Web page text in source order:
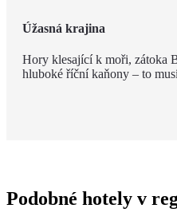
Úžasná krajina
Hory klesající k moři, zátoka
hluboké říční kaňony – to
Podobné hotely v